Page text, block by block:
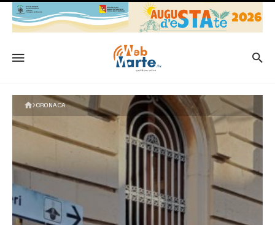
CRONACA